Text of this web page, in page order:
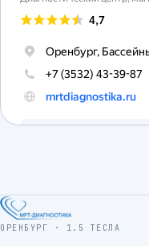
ОРЕНБУРГ · 1.5 ТЕСЛА